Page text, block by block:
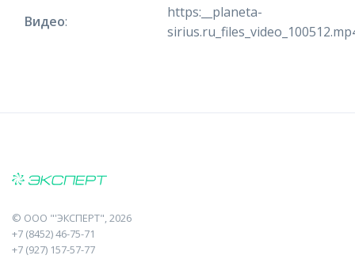
Видео:
https:__planeta-
© ООО "'ЭКСПЕРТ", 2026
+7 (8452) 46-75-71
+7 (927) 157-57-77